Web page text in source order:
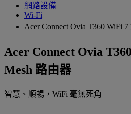
網路設備
Wi-Fi
Acer Connect Ovia T360 WiFi
Acer Connect Ovia
Mesh 路由器
智慧、順暢，WiFi 毫無死角